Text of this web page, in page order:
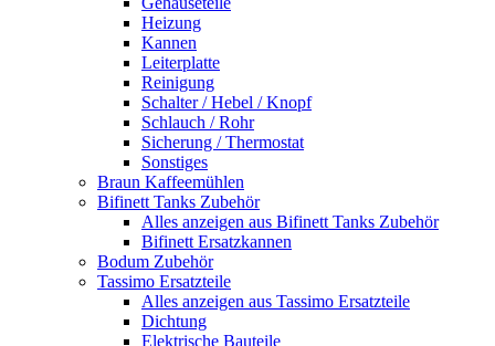
Heizung
Kannen
Leiterplatte
Reinigung
Schalter / Hebel / Knopf
Schlauch / Rohr
Sicherung / Thermostat
Sonstiges
Braun Kaffeemühlen
Bifinett Tanks Zubehör
Alles anzeigen aus Bifinett Tanks Zubehör
Bifinett Ersatzkannen
Bodum Zubehör
Tassimo Ersatzteile
Alles anzeigen aus Tassimo Ersatzteile
Dichtung
Elektrische Bauteile